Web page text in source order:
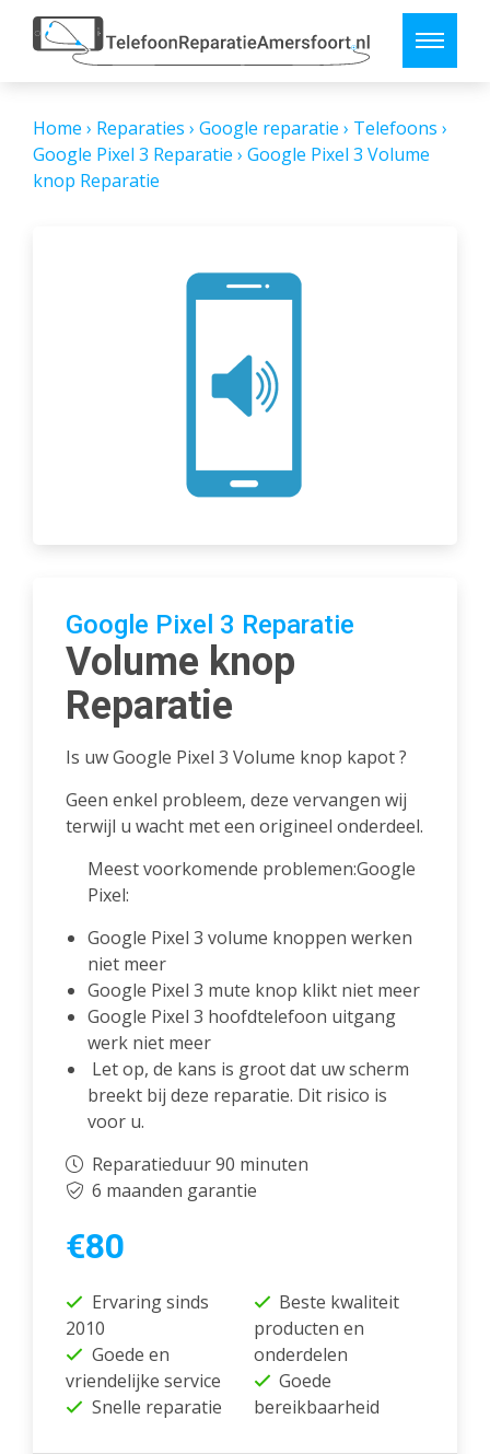
Home › Reparaties › Google reparatie › Telefoons ›
Google Pixel 3 Reparatie › Google Pixel 3 Volume
knop Reparatie
Google Pixel 3 Reparatie
Volume knop
Reparatie
Is uw Google Pixel 3 Volume knop kapot ?
Geen enkel probleem, deze vervangen wij
terwijl u wacht met een origineel onderdeel.
Meest voorkomende problemen:Google
Pixel:
Google Pixel 3 volume knoppen werken
niet meer
Google Pixel 3 mute knop klikt niet meer
Google Pixel 3 hoofdtelefoon uitgang
werk niet meer
Let op, de kans is groot dat uw scherm
breekt bij deze reparatie. Dit risico is
voor u.
Reparatieduur 90 minuten
6 maanden garantie
€80
Ervaring sinds
2010
Goede en
vriendelijke service
Snelle reparatie
Beste kwaliteit
producten en
onderdelen
Goede
bereikbaarheid